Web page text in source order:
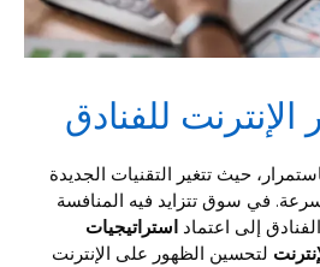
للفنادق
حيث تتغير التقنيات الجديدة
في سوق تتزايد فيه المنافسة
إلى اعتماد استراتيجيات
لتحسين الظهور على الإنترنت